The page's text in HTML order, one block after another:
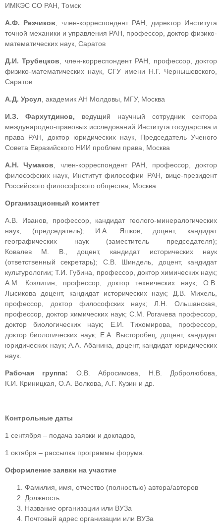
ИМКЭС СО РАН, Томск
А.Ф. Резчиков , член-корреспондент РАН, директор Института
точной механики и управления РАН, профессор, доктор физико-
математических наук, Саратов
Д.И. Трубецков , член-корреспондент РАН, профессор, доктор
физико-математических наук, СГУ имени Н.Г. Чернышевского,
Саратов
А.Д. Урсул , академик АН Молдовы, МГУ, Москва
И.З. Фархутдинов, ведущий научный сотрудник сектора
международно-правовых исследований Института государства и
права РАН, доктор юридических наук, Председатель Ученого
Совета Евразийского НИИ проблем права, Москва
А.Н. Чумаков , член-корреспондент РАН, профессор, доктор
философских наук, Институт философии РАН, вице-президент
Российского философского общества, Москва
Организационный комитет
А.В. Иванов, профессор, кандидат геолого-минералогических
наук, (председатель); И.А. Яшков, доцент, кандидат
географических наук (заместитель председателя);
Ковалев М. В., доцент, кандидат исторических наук
(ответственный секретарь); С.В. Шиндель, доцент, кандидат
культурологии; Т.И. Губина, профессор, доктор химических наук;
А.М. Козлитин, профессор, доктор технических наук; О.В.
Лысикова доцент, кандидат исторических наук; Д.В. Михель,
профессор, доктор философских наук; Л.Н. Ольшанская,
профессор, доктор химических наук; С.М. Рогачева профессор,
доктор биологических наук; Е.И. Тихомирова, профессор,
доктор биологических наук; Е.А. Высторобец, доцент, кандидат
юридических наук; А.А. Абанина, доцент, кандидат юридических
наук.
Рабочая группа: О.В. Абросимова, Н.В. Добролюбова,
К.И. Криницкая, О.А. Волкова, А.Г. Кузин и др.
Контрольные даты
1 сентября – подача заявки и докладов,
1 октября – рассылка программы форума.
Оформление заявки на участие
Фамилия, имя, отчество (полностью) автора/авторов
Должность
Название организации или ВУЗа
Почтовый адрес организации или ВУЗа